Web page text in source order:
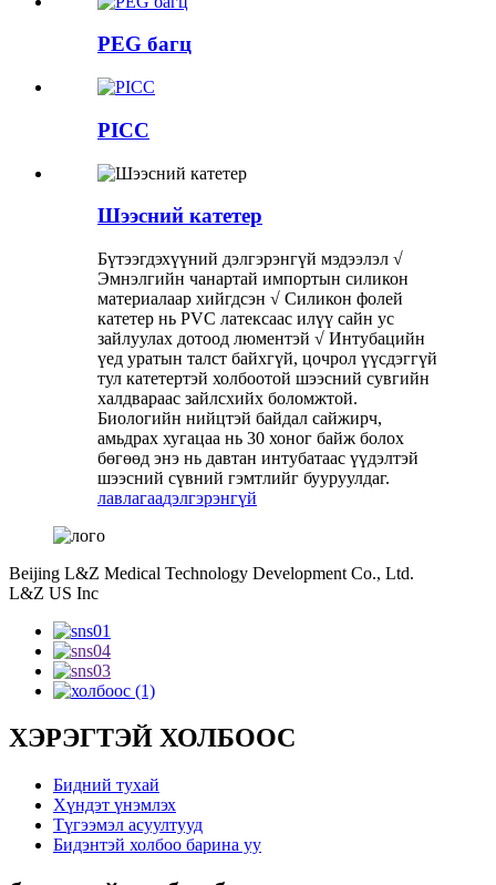
PEG багц
PICC
Шээсний катетер
Бүтээгдэхүүний дэлгэрэнгүй мэдээлэл √
Эмнэлгийн чанартай импортын силикон
материалаар хийгдсэн √ Силикон фолей
катетер нь PVC латексаас илүү сайн ус
зайлуулах дотоод люментэй √ Интубацийн
үед уратын талст байхгүй, цочрол үүсдэггүй
тул катетертэй холбоотой шээсний сувгийн
халдвараас зайлсхийх боломжтой.
Биологийн нийцтэй байдал сайжирч,
амьдрах хугацаа нь 30 хоног байж болох
бөгөөд энэ нь давтан интубатаас үүдэлтэй
шээсний сүвний гэмтлийг бууруулдаг.
лавлагаадэлгэрэнгүй
Beijing L&Z Medical Technology Development Co., Ltd.
L&Z US Inc
ХЭРЭГТЭЙ ХОЛБООС
Бидний тухай
Хүндэт үнэмлэх
Түгээмэл асуултууд
Бидэнтэй холбоо барина уу